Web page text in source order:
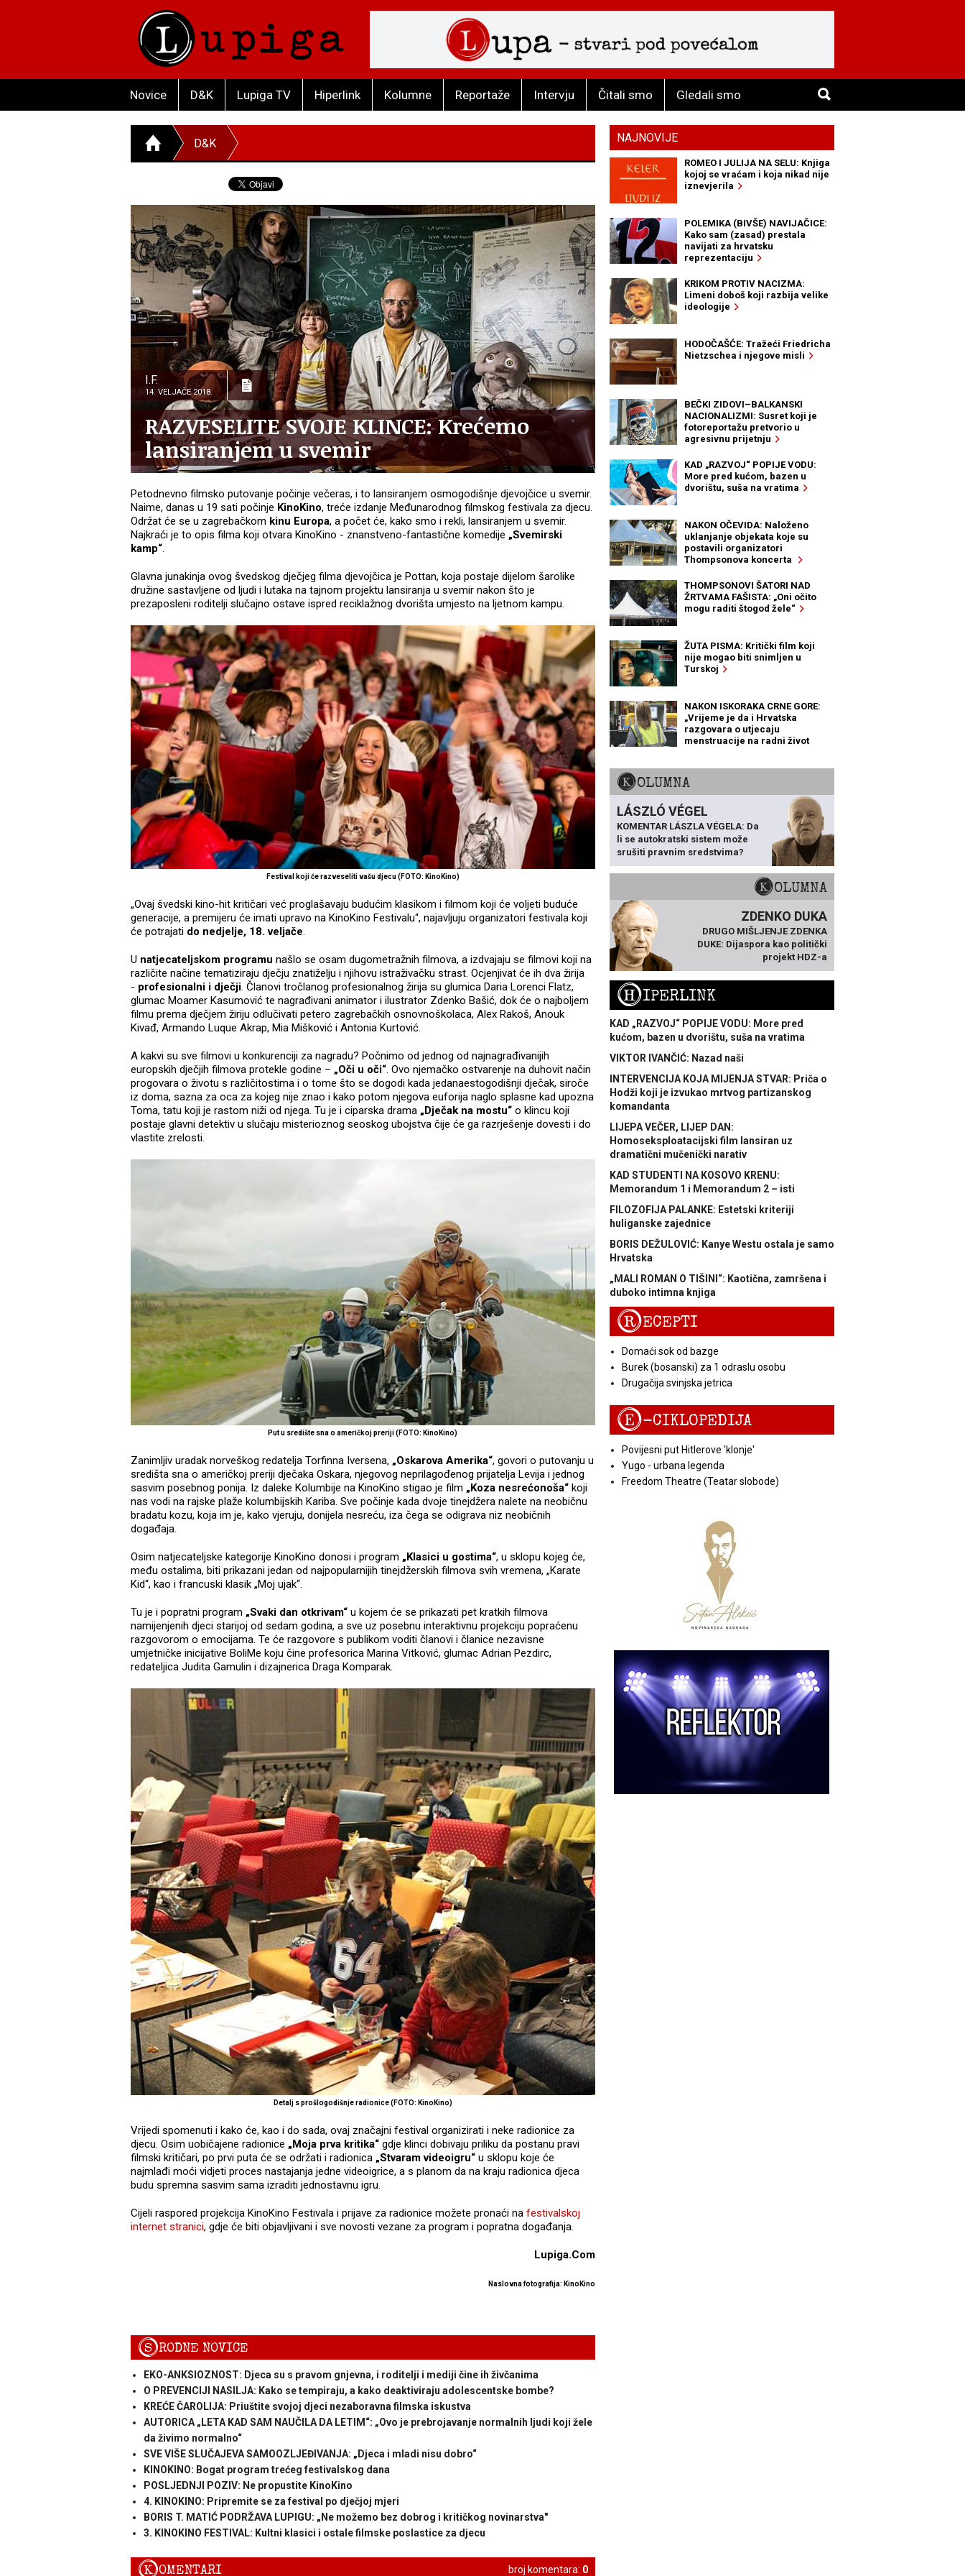
Novice D&K Lupiga TV Hiperlink Kolumne Reportaže Intervju Čitali smo Gledali smo
D&K
I.F.
14. VELJAČE 2018.
RAZVESELITE SVOJE KLINCE: Krećemo
lansiranjem u svemir
Petodnevno filmsko putovanje počinje večeras, i to lansiranjem osmogodišnje djevojčice u svemir.
Naime, danas u 19 sati počinje KinoKino, treće izdanje Međunarodnog filmskog festivala za djecu.
Održat će se u zagrebačkom kinu Europa, a počet će, kako smo i rekli, lansiranjem u svemir.
Najkraći je to opis filma koji otvara KinoKino - znanstveno-fantastične komedije „Svemirski
kamp“.
Glavna junakinja ovog švedskog dječjeg filma djevojčica je Pottan, koja postaje dijelom šarolike
družine sastavljene od ljudi i lutaka na tajnom projektu lansiranja u svemir nakon što je
prezaposleni roditelji slučajno ostave ispred reciklažnog dvorišta umjesto na ljetnom kampu.
Festival koji će razveseliti vašu djecu (FOTO: KinoKino)
„Ovaj švedski kino-hit kritičari već proglašavaju budućim klasikom i filmom koji će voljeti buduće
generacije, a premijeru će imati upravo na KinoKino Festivalu“, najavljuju organizatori festivala koji
će potrajati do nedjelje, 18. veljače
U natjecateljskom programu našlo se osam dugometražnih filmova, a izdvajaju se filmovi koji na
različite načine tematiziraju dječju znatiželju i njihovu istraživačku strast. Ocjenjivat će ih dva žirija
- profesionalni i dječji . Članovi tročlanog profesionalnog žirija su glumica Daria Lorenci Flatz,
glumac Moamer Kasumović te nagrađivani animator i ilustrator Zdenko Bašić, dok će o najboljem
filmu prema dječjem žiriju odlučivati petero zagrebačkih osnovnoškolaca, Alex Rakoš, Anouk
Kivađ, Armando Luque Akrap, Mia Mišković i Antonia Kurtović.
A kakvi su sve filmovi u konkurenciji za nagradu? Počnimo od jednog od najnagrađivanijih
europskih dječjih filmova protekle godine – „Oči u oči“ . Ovo njemačko ostvarenje na duhovit način
progovara o životu s različitostima i o tome što se dogodi kada jedanaestogodišnji dječak, siroče
iz doma, sazna za oca za kojeg nije znao i kako potom njegova euforija naglo splasne kad upozna
Toma, tatu koji je rastom niži od njega. Tu je i ciparska drama „Dječak na mostu“ o klincu koji
postaje glavni detektiv u slučaju misterioznog seoskog ubojstva čije će ga razrješenje dovesti i do
vlastite zrelosti.
Put u središte sna o američkoj preriji (FOTO: KinoKino)
Zanimljiv uradak norveškog redatelja Torfinna Iversena, „Oskarova Amerika“, govori o putovanju u
središta sna o američkoj preriji dječaka Oskara, njegovog neprilagođenog prijatelja Levija i jednog
sasvim posebnog ponija. Iz daleke Kolumbije na KinoKino stigao je film „Koza nesrećonoša“ koji
nas vodi na rajske plaže kolumbijskih Kariba. Sve počinje kada dvoje tinejdžera nalete na neobičnu
bradatu kozu, koja im je, kako vjeruju, donijela nesreću, iza čega se odigrava niz neobičnih
događaja.
Osim natjecateljske kategorije KinoKino donosi i program „Klasici u gostima“, u sklopu kojeg će,
među ostalima, biti prikazani jedan od najpopularnijih tinejdžerskih filmova svih vremena, „Karate
Kid“, kao i francuski klasik „Moj ujak“.
Tu je i popratni program „Svaki dan otkrivam“ u kojem će se prikazati pet kratkih filmova
namijenjenih djeci starijoj od sedam godina, a sve uz posebnu interaktivnu projekciju popraćenu
razgovorom o emocijama. Te će razgovore s publikom voditi članovi i članice nezavisne
umjetničke inicijative BoliMe koju čine profesorica Marina Vitković, glumac Adrian Pezdirc,
redateljica Judita Gamulin i dizajnerica Draga Komparak.
Detalj s prošlogodišnje radionice (FOTO: KinoKino)
Vrijedi spomenuti i kako će, kao i do sada, ovaj značajni festival organizirati i neke radionice za
djecu. Osim uobičajene radionice „Moja prva kritika“ gdje klinci dobivaju priliku da postanu pravi
filmski kritičari, po prvi puta će se održati i radionica „Stvaram videoigru“ u sklopu koje će
najmlađi moći vidjeti proces nastajanja jedne videoigrice, a s planom da na kraju radionica djeca
budu spremna sasvim sama izraditi jednostavnu igru.
Cijeli raspored projekcija KinoKino Festivala i prijave za radionice možete pronaći na festivalskoj
internet stranici, gdje će biti objavljivani i sve novosti vezane za program i popratna događanja.
Lupiga.Com
Naslovna fotografija: KinoKino
SRODNE NOVICE
EKO-ANKSIOZNOST: Djeca su s pravom gnjevna, i roditelji i mediji čine ih živčanima
O PREVENCIJI NASILJA: Kako se tempiraju, a kako deaktiviraju adolescentske bombe?
KREĆE ČAROLIJA: Priuštite svojoj djeci nezaboravna filmska iskustva
AUTORICA „LETA KAD SAM NAUČILA DA LETIM“: „Ovo je prebrojavanje normalnih ljudi koji žele
da živimo normalno“
SVE VIŠE SLUČAJEVA SAMOOZLJEĐIVANJA: „Djeca i mladi nisu dobro“
KINOKINO: Bogat program trećeg festivalskog dana
POSLJEDNJI POZIV: Ne propustite KinoKino
4. KINOKINO: Pripremite se za festival po dječjoj mjeri
BORIS T. MATIĆ PODRŽAVA LUPIGU: „Ne možemo bez dobrog i kritičkog novinarstva"
3. KINOKINO FESTIVAL: Kultni klasici i ostale filmske poslastice za djecu
broj komentara: 0
KOMENTARI
NAJNOVIJE
ROMEO I JULIJA NA SELU: Knjiga
kojoj se vraćam i koja nikad nije
iznevjerila
POLEMIKA (BIVŠE) NAVIJAČICE:
Kako sam (zasad) prestala
navijati za hrvatsku
reprezentaciju
KRIKOM PROTIV NACIZMA:
Limeni doboš koji razbija velike
ideologije
HODOČAŠĆE: Tražeći Friedricha
Nietzschea i njegove misli
BEČKI ZIDOVI–BALKANSKI
NACIONALIZMI: Susret koji je
fotoreportažu pretvorio u
agresivnu prijetnju
KAD „RAZVOJ“ POPIJE VODU:
More pred kućom, bazen u
dvorištu, suša na vratima
NAKON OČEVIDA: Naloženo
uklanjanje objekata koje su
postavili organizatori
Thompsonova koncerta
THOMPSONOVI ŠATORI NAD
ŽRTVAMA FAŠISTA: „Oni očito
mogu raditi štogod žele“
ŽUTA PISMA: Kritički film koji
nije mogao biti snimljen u
Turskoj
NAKON ISKORAKA CRNE GORE:
„Vrijeme je da i Hrvatska
razgovara o utjecaju
menstruacije na radni život
KOLUMNA
LÁSZLÓ VÉGEL
KOMENTAR LÁSZLA VÉGELA: Da
li se autokratski sistem može
srušiti pravnim sredstvima?
KOLUMNA
ZDENKO DUKA
DRUGO MIŠLJENJE ZDENKA
DUKE: Dijaspora kao politički
projekt HDZ-a
HIPERLINK
KAD „RAZVOJ“ POPIJE VODU: More pred
kućom, bazen u dvorištu, suša na vratima
VIKTOR IVANČIĆ: Nazad naši
INTERVENCIJA KOJA MIJENJA STVAR: Priča o
Hodži koji je izvukao mrtvog partizanskog
komandanta
LIJEPA VEČER, LIJEP DAN:
Homoseksploatacijski film lansiran uz
dramatični mučenički narativ
KAD STUDENTI NA KOSOVO KRENU:
Memorandum 1 i Memorandum 2 – isti
FILOZOFIJA PALANKE: Estetski kriteriji
huliganske zajednice
BORIS DEŽULOVIĆ: Kanye Westu ostala je samo
Hrvatska
„MALI ROMAN O TIŠINI“: Kaotična, zamršena i
duboko intimna knjiga
RECEPTI
Domaći sok od bazge
Burek (bosanski) za 1 odraslu osobu
Drugačija svinjska jetrica
E-CIKLOPEDIJA
Povijesni put Hitlerove 'klonje'
Yugo - urbana legenda
Freedom Theatre (Teatar slobode)